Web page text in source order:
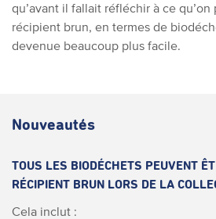
qu’avant il fallait réfléchir à ce
récipient brun, en termes de
devenue beaucoup plus facile.
Nouveautés
TOUS LES BIODÉCHETS PEUVENT
RÉCIPIENT BRUN LORS DE LA
Cela inclut :